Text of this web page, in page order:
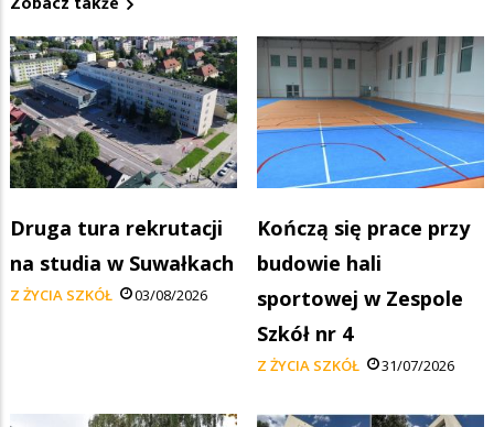
Druga tura rekrutacji
na studia w Suwałkach
Z ŻYCIA SZKÓŁ 03/08/2026
Kończą się prace przy
budowie hali
sportowej w Zespole
Szkół nr 4
Z ŻYCIA SZKÓŁ 31/07/2026